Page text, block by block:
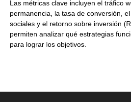
Las métricas clave incluyen el tráfico
permanencia, la tasa de conversión,
sociales y el retorno sobre inversión
permiten analizar qué estrategias
para lograr los objetivos.